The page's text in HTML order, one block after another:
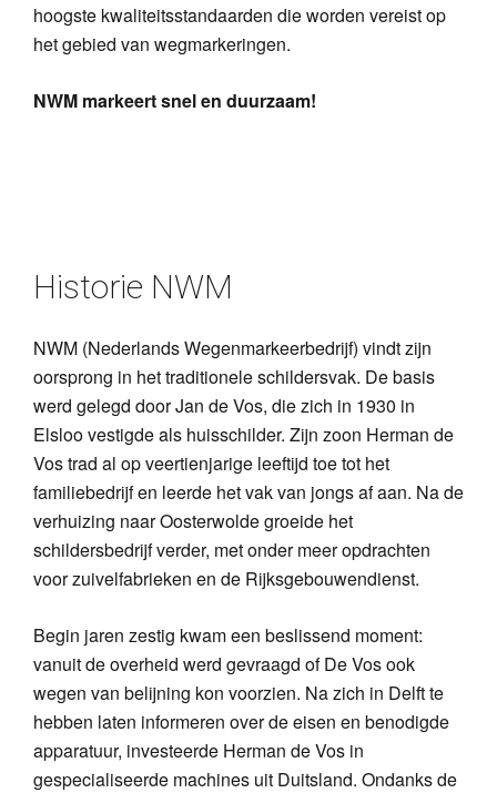
hoogste kwaliteitsstandaarden die worden vereist op
het gebied van wegmarkeringen.
NWM markeert snel en duurzaam!
Historie NWM
NWM (Nederlands Wegenmarkeerbedrijf) vindt zijn
oorsprong in het traditionele schildersvak. De basis
werd gelegd door Jan de Vos, die zich in 1930 in
Elsloo vestigde als huisschilder. Zijn zoon Herman de
Vos trad al op veertienjarige leeftijd toe tot het
familiebedrijf en leerde het vak van jongs af aan. Na de
verhuizing naar Oosterwolde groeide het
schildersbedrijf verder, met onder meer opdrachten
voor zuivelfabrieken en de Rijksgebouwendienst.
Begin jaren zestig kwam een beslissend moment:
vanuit de overheid werd gevraagd of De Vos ook
wegen van belijning kon voorzien. Na zich in Delft te
hebben laten informeren over de eisen en benodigde
apparatuur, investeerde Herman de Vos in
gespecialiseerde machines uit Duitsland. Ondanks de